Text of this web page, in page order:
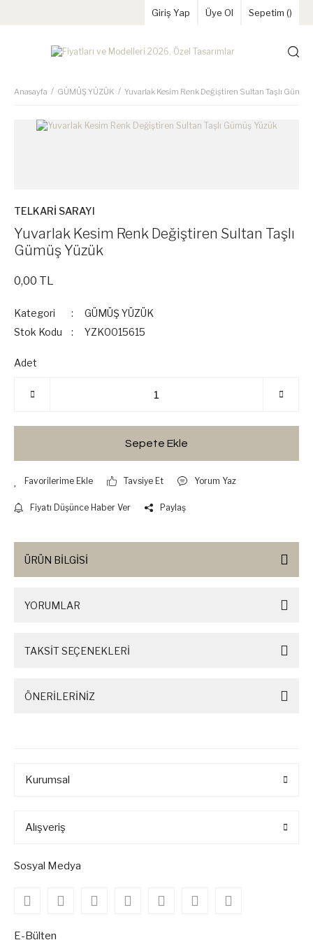
Giriş Yap Üye Ol Sepetim ()
Anasayfa GÜMÜŞ YÜZÜK Yuvarlak Kesim Renk Değiştiren Sultan Taşlı Gümüş
TELKARİ SARAYI
Yuvarlak Kesim Renk Değiştiren Sultan Taşlı
Gümüş Yüzük
0,00 TL
Kategori
GÜMÜŞ YÜZÜK
Stok Kodu
YZK0015615
Adet
Sepete Ekle
Tavsiye Et Yorum Yaz
Fiyatı Düşünce Haber Ver Paylaş
ÜRÜN BİLGİSİ
YORUMLAR
TAKSİT SEÇENEKLERİ
ÖNERİLERİNİZ
Kurumsal
Alışveriş
Sosyal Medya
E-Bülten